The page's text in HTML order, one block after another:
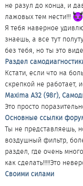
не разул до конца, и
лажовых тем нести!!!
Я тебя наверное
знаешь, а все тут
без тебя, но ты это
Раздел
Кстати, если что на
скрепкой не работает,
Maxima A32 (98г),
Это просто
Основные ссылки
Ты не представляешь,
воздушный фильтр,
раздел, где очень
как сделать!!!!!Это
Своими силами